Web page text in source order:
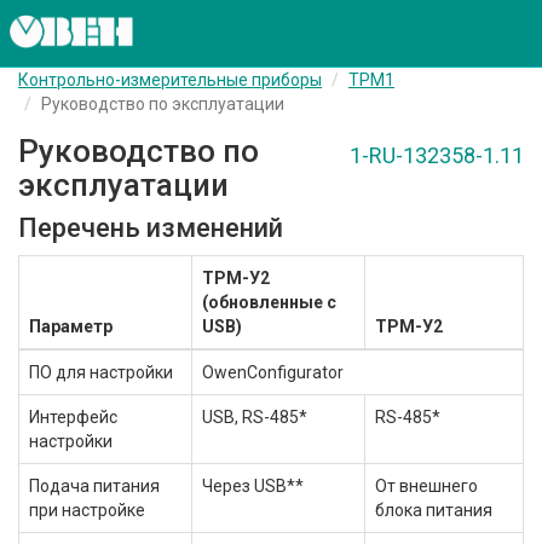
Контрольно-измерительные приборы
ТРМ1
Руководство по эксплуатации
1-RU-132358-1.11
Руководство по
эксплуатации
Перечень изменений
Параметр
ТРМ-У2
(обновленные с
USB)
ТРМ-У2
ПО для настройки OwenConfigurator
Интерфейс
настройки
USB, RS-485* RS-485*
Подача питания
при настройке
Через USB**
От внешнего
блока питания